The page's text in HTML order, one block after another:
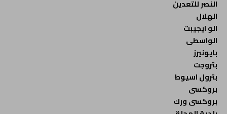
النصر للتعدين
الهلال
الو ايجيبت
الواسطى
بايونيرز
بتروجت
بترول اسيوط
بروكسى
بروكسى ورك